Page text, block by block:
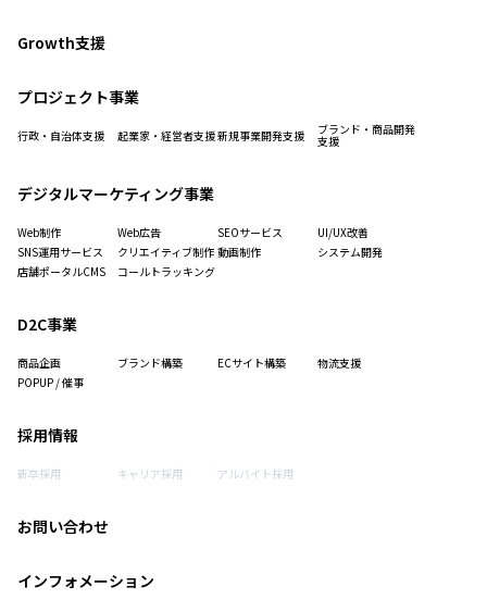
Growth支援
プロジェクト事業
行政・自治体支援 起業家・経営者支援新規事業開発支援 ブランド・商品開発
支援
デジタルマーケティング事業
Web制作 Web広告 SEOサービス
UI/UX改善
SNS運用サービス
クリエイティブ制作 動画制作
システム開発
店舗ポータルCMS
コールトラッキング
D2C事業
商品企画 ブランド構築 ECサイト構築
物流支援
POPUP / 催事
採用情報
新卒採用 キャリア採用 アルバイト採用
お問い合わせ
インフォメーション